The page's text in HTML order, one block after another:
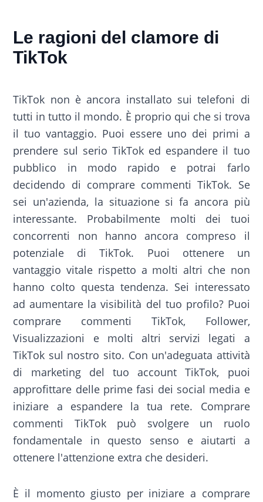
Le ragioni del clamore di
TikTok
TikTok non è ancora installato sui telefoni di
tutti in tutto il mondo. È proprio qui che si trova
il tuo vantaggio. Puoi essere uno dei primi a
prendere sul serio TikTok ed espandere il tuo
pubblico in modo rapido e potrai farlo
decidendo di comprare commenti TikTok. Se
sei un'azienda, la situazione si fa ancora più
interessante. Probabilmente molti dei tuoi
concorrenti non hanno ancora compreso il
potenziale di TikTok. Puoi ottenere un
vantaggio vitale rispetto a molti altri che non
hanno colto questa tendenza. Sei interessato
ad aumentare la visibilità del tuo profilo? Puoi
comprare commenti TikTok, Follower,
Visualizzazioni e molti altri servizi legati a
TikTok sul nostro sito. Con un'adeguata attività
di marketing del tuo account TikTok, puoi
approfittare delle prime fasi dei social media e
iniziare a espandere la tua rete. Comprare
commenti TikTok può svolgere un ruolo
fondamentale in questo senso e aiutarti a
ottenere l'attenzione extra che desideri.
È il momento giusto per iniziare a comprare